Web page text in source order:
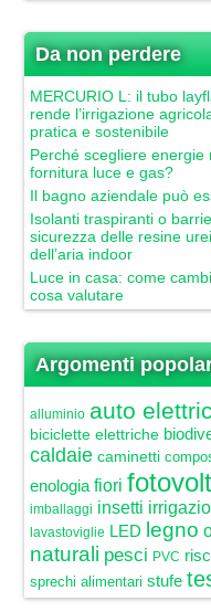
Da non perdere
MERCURIO L: il tubo
rende l’irrigazione
pratica e sostenibile
Perché scegliere energie
fornitura luce e gas?
Il bagno aziendale può
Isolanti traspiranti o
sicurezza delle resine
dell’aria indoor
Luce in casa: come
cosa valutare
Argomenti
alluminio auto
biciclette elettriche
caldaie caminetti
enologia fiori
imballaggi insetti
lavastoviglie LED legno
naturali pesci PVC
sprechi alimentari stufe